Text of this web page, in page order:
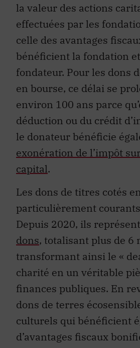
la valeur des actions
effectuées par les
celle des avantages
bénéficient la fondation
fondateur. Pour les dons
en bourse, ce délai se
environ 100 ans parce
déduction ou du crédit
le donateur bénéficie
exonération de l’impôt
capital.
Les dons de titres cotés
particulièrement
Depuis 2020, ils
dons, totalisant plus de 6
transformant ainsi le «
charité en un véritable
finances publiques. En
dons de terres
culturels qui bénéficient
d’avantages fiscaux